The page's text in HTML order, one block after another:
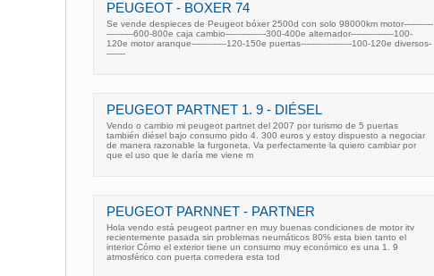
PEUGEOT - BOXER 74
Se vende despieces de Peugeot bóxer 2500d con solo 98000km motor-----------
----------600-800e caja cambio---------------300-400e alternador----------------100-
120e motor aranque-------------120-150e puertas-------------------100-120e diversos-
-------
PEUGEOT PARTNET 1. 9 - DIÉSEL
Vendo o cambio mi peugeot partnet del 2007 por turismo de 5 puertas
también diésel bajo consumo pido 4. 300 euros y estoy dispuesto a negociar
de manera razonable la furgoneta. Va perfectamente la quiero cambiar por
que el uso que le daría me viene m
PEUGEOT PARNNET - PARTNER
Hola vendo está peugeot partner en muy buenas condiciones de motor itv
recientemente pasada sin problemas neumáticos 80% esta bien tanto el
interior Cómo el exterior tiene un consumo muy económico es una 1. 9
atmosférico con puerta corredera esta tod